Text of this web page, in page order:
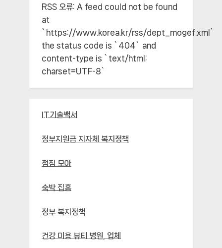
RSS 오류: A feed could not be found
at
`https://www.korea.kr/rss/dept_mogef.xml`;
the status code is `404` and
content-type is `text/html;
charset=UTF-8`
IT기술백서
정부지원금 지자체 복지정책
점짐 모아
숙박 집홈
정부 복지정책
건강 미용 뷰티 병원, 업체